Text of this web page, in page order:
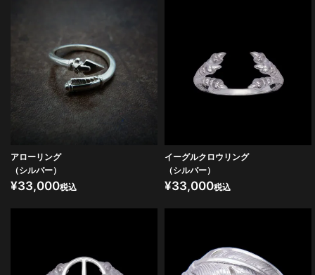
アローリング
（シルバー）
¥33,000税込
イーグルクロウリング
（シルバー）
¥33,000税込